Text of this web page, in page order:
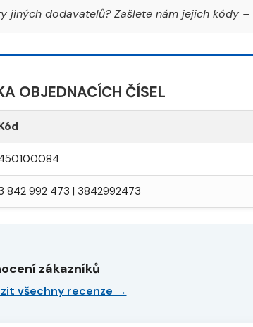
jiných dodavatelů? Zašlete nám jejich kódy –
OBJEDNACÍCH ČÍSEL
842 992 473 | 3842992473
zákazníků
všechny recenze →